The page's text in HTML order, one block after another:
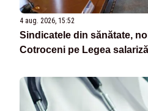
4 aug. 2026, 15:52
Sindicatele din sănătate,
Cotroceni pe Legea